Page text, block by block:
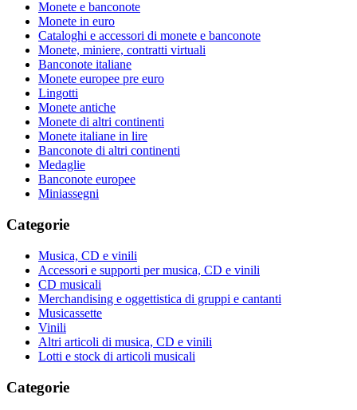
Monete e banconote
Monete in euro
Cataloghi e accessori di monete e banconote
Monete, miniere, contratti virtuali
Banconote italiane
Monete europee pre euro
Lingotti
Monete antiche
Monete di altri continenti
Monete italiane in lire
Banconote di altri continenti
Medaglie
Banconote europee
Miniassegni
Categorie
Musica, CD e vinili
Accessori e supporti per musica, CD e vinili
CD musicali
Merchandising e oggettistica di gruppi e cantanti
Musicassette
Vinili
Altri articoli di musica, CD e vinili
Lotti e stock di articoli musicali
Categorie